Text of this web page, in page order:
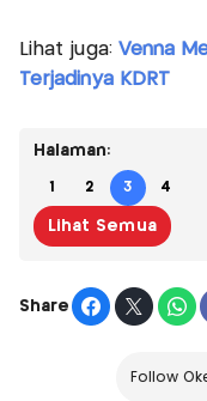
Lihat juga: Venna
Terjadinya KDRT
Halaman:
1 2 3 4
Lihat Semua
Share
Follow